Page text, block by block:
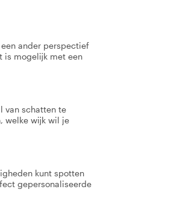
ander perspectief
is mogelijk met een
van schatten te
welke wijk wil je
kunt spotten
gepersonaliseerde